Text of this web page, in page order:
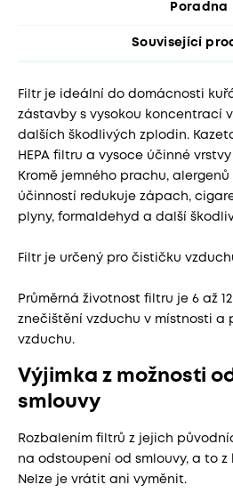
Poradna
Související
Filtr je ideální do domácnosti
zástavby s vysokou koncentrací
dalších škodlivých zplodin.
HEPA filtru a vysoce účinné
Kromě jemného prachu, alergenů
účinností redukuje zápach,
plyny, formaldehyd a další
Filtr je určený pro čističku
Průměrná životnost filtru je 6 až
znečištění vzduchu v místnosti a
vzduchu.
Výjimka z možnosti
smlouvy
Rozbalením filtrů z jejich
na odstoupení od smlouvy, a to
Nelze je vrátit ani vyměnit.